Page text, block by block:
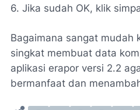
6. Jika sudah OK, klik
Bagaimana sangat mudah
singkat membuat data
aplikasi erapor versi 2.2
bermanfaat dan